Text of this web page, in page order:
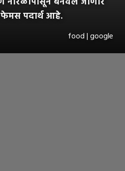
फेमस पदार्थ आहे.
food | google